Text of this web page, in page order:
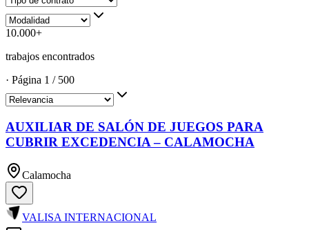
10.000+
trabajos encontrados
· Página 1 / 500
AUXILIAR DE SALÓN DE JUEGOS PARA
CUBRIR EXCEDENCIA – CALAMOCHA
Calamocha
VALISA INTERNACIONAL